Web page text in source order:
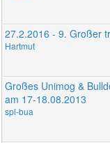
27.2.2016 - 9. Großer
Hartmut
Großes Unimog &
am 17-18.08.2013
spl-bua